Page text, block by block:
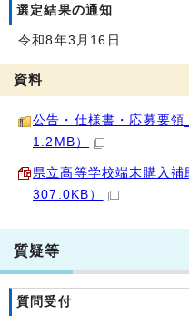
選定結果の通知
令和8年3月16日
資料
公告・仕様書・応募要
1.2MB）
県立高等学校端末購入
307.0KB）
質疑等
質問受付